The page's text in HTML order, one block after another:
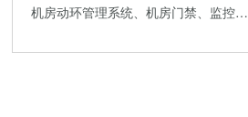
机房动环管理系统、机房门禁、监控…